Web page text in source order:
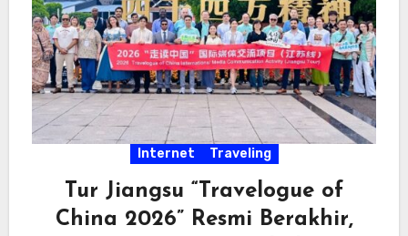
Internet Traveling
Tur Jiangsu “Travelogue of
China 2026” Resmi Berakhir,